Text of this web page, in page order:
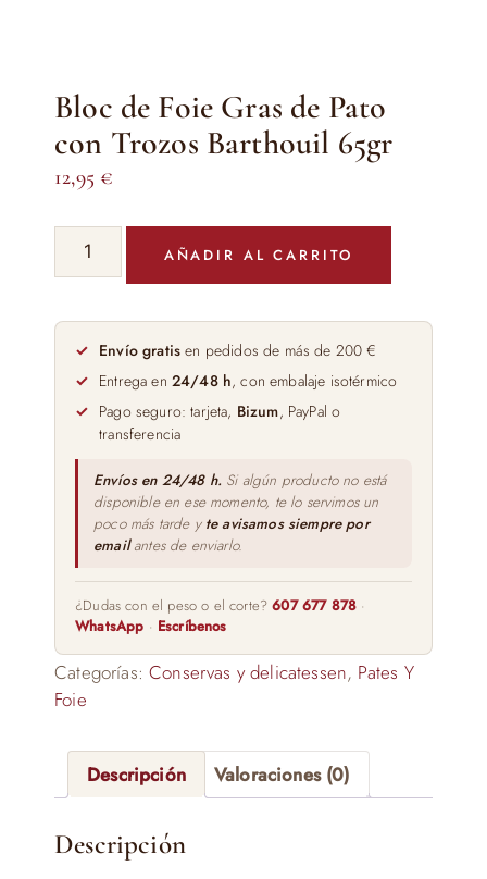
Bloc de Foie Gras de Pato
con Trozos Barthouil 65gr
12,95 €
Bloc
Gras
Pato
Trozos
Barthouil
cantidad
AÑADIR AL CARRITO
Envío gratis en pedidos de más de 200 €
Entrega en 24/48 h, con embalaje isotérmico
Pago seguro: tarjeta, Bizum, PayPal o
transferencia
Envíos en 24/48 h. Si algún producto no está
disponible en ese momento, te lo servimos un
poco más tarde y te avisamos siempre por
emailantes de enviarlo.
¿Dudas con el peso o el corte?607 677 878 ·
WhatsApp · Escríbenos
Categorías:Conservas y delicatessen, Pates Y
Foie
Descripción Valoraciones (0)
Descripción